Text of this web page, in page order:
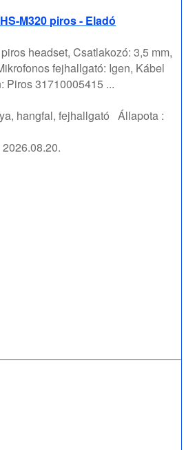
M320 piros - Eladó
headset, Csatlakozó: 3,5 mm,
fejhallgató: Igen, Kábel
Piros 31710005415 ...
hangfal, fejhallgató Állapota :
2026.08.20.